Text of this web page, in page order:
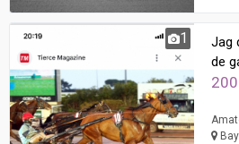
1
Jag
de